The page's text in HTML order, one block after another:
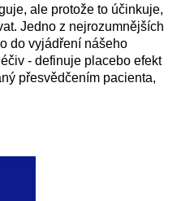
ale protože to účinkuje,
Jedno z nejrozumnějších
do vyjádření nášeho
- definuje placebo efekt
přesvědčením pacienta,